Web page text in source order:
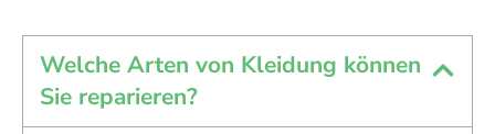
Welche Arten von Kleidung können
Sie reparieren?